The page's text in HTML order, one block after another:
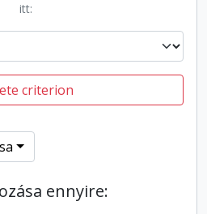
itt:
criterion
ennyire: